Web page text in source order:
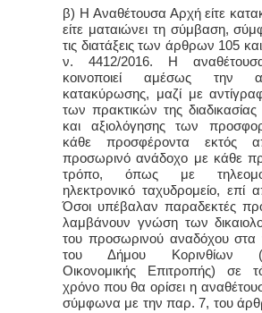
β) Η Αναθέτουσα Αρχή είτε
είτε ματαιώνει τη σύμβαση,
τις διατάξεις των άρθρων 105
ν. 4412/2016. Η
κοινοποιεί αμέσως την
κατακύρωσης, μαζί με
των πρακτικών της διαδικασίας
και αξιολόγησης των
κάθε προσφέροντα εκτός
προσωρινό ανάδοχο με κάθε
τρόπο, όπως με
ηλεκτρονικό ταχυδρομείο, επί
Όσοι υπέβαλαν παραδεκτές
λαμβάνουν γνώση των
του προσωρινού αναδόχου στα
του Δήμου Κορινθίων
Οικονομικής Επιτροπής) σε
χρόνο που θα ορίσει η
σύμφωνα με την παρ. 7, του